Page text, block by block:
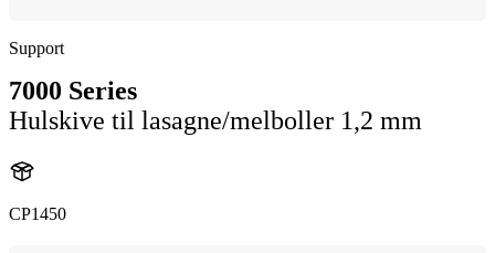
Support
7000 Series
Hulskive til lasagne/melboller 1,2 mm
CP1450